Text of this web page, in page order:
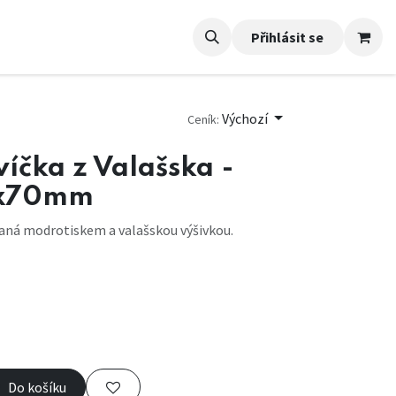
Přihlásit se
Ceník: Výchozí
z Valašska -
modrotiskem a valašskou výšivkou.
Do košíku